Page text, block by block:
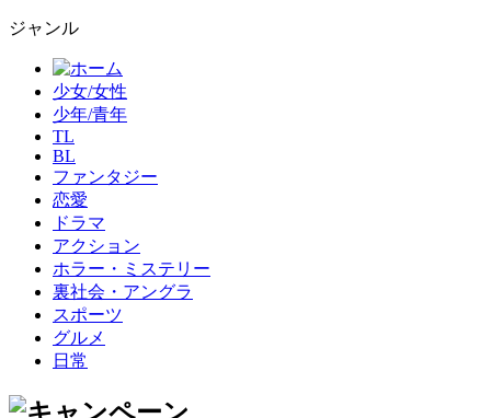
ジャンル
少女/女性
少年/青年
TL
BL
ファンタジー
恋愛
ドラマ
アクション
ホラー・ミステリー
裏社会・アングラ
スポーツ
グルメ
日常